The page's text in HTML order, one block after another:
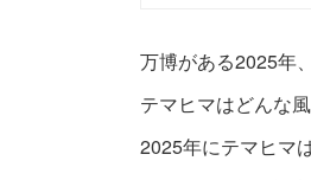
万博がある2025年
テマヒマはどんな
2025年にテマヒマ